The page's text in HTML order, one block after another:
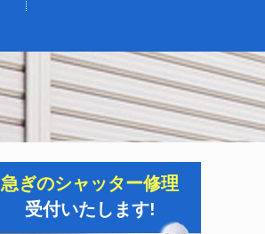
急ぎのシャッター修理
受付いたします!